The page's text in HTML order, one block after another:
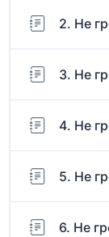
2. Не
3. Не
4. Не
5. Не
6. Не